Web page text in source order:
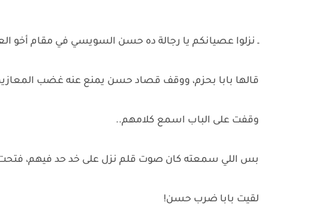
ـ نزلوا عصيانكم يا رجالة ده حسن السويسي في مقام أخو
قالها بابا بحزم، ووقف قصاد حسن يمنع عنه غضب
وقفت على الباب اسمع كلامهم..
بس اللي سمعته كان صوت قلم نزل على خد حد فيهم،
لقيت بابا ضرب حسن!